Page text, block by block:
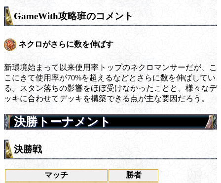
GameWith攻略班のコメント
ネクロがさらに数を伸ばす
新環境始まって以来使用率トップのネクロマンサーだが、こ
こにきて使用率が70%を超えるなどとさらに数を伸ばしてい
る。スタン落ちの影響をほぼ受けなかったことと、様々なデ
ッキに合わせてデッキを構築できる点が主な要因だろう。
決勝トーナメント
決勝戦
マッチ 勝者